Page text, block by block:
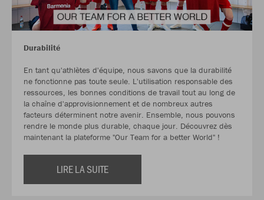
Durabilité
En tant qu'athlètes d'équipe, nous savons que la durabilité
ne fonctionne pas toute seule. L'utilisation responsable des
ressources, les bonnes conditions de travail tout au long de
la chaîne d'approvisionnement et de nombreux autres
facteurs déterminent notre avenir. Ensemble, nous pouvons
rendre le monde plus durable, chaque jour. Découvrez dès
maintenant la plateforme "Our Team for a better World" !
LIRE LA SUITE